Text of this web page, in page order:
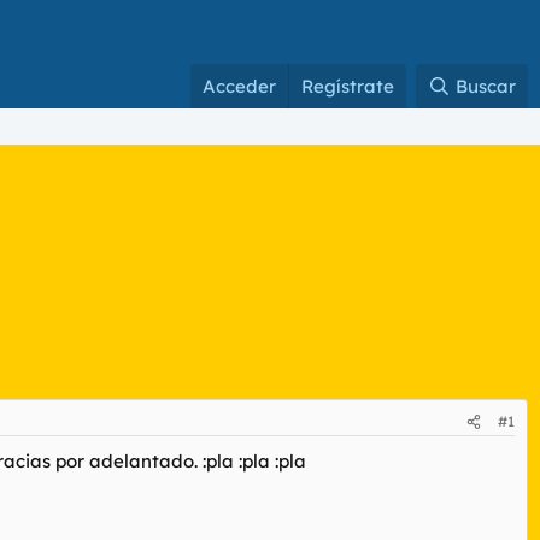
Acceder Regístrate Buscar
#1
por adelantado. :pla :pla :pla